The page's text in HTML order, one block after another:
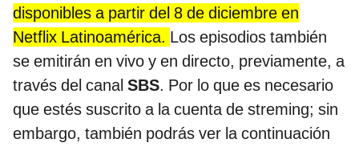
disponibles a partir del 8 de diciembre en
Netflix Latinoamérica. Los episodios también
se emitirán en vivo y en directo, previamente, a
través del canal SBS. Por lo que es necesario
que estés suscrito a la cuenta de streming; sin
embargo, también podrás ver la continuación